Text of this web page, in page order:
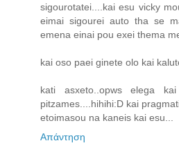
sigourotatei....kai esu vicky
eimai sigourei auto tha se
emena einai pou exei thema
kai oso paei ginete olo kai
kati asxeto..opws elega
pitzames....hihihi:D kai
etoimasou na kaneis kai esu...
Απάντηση